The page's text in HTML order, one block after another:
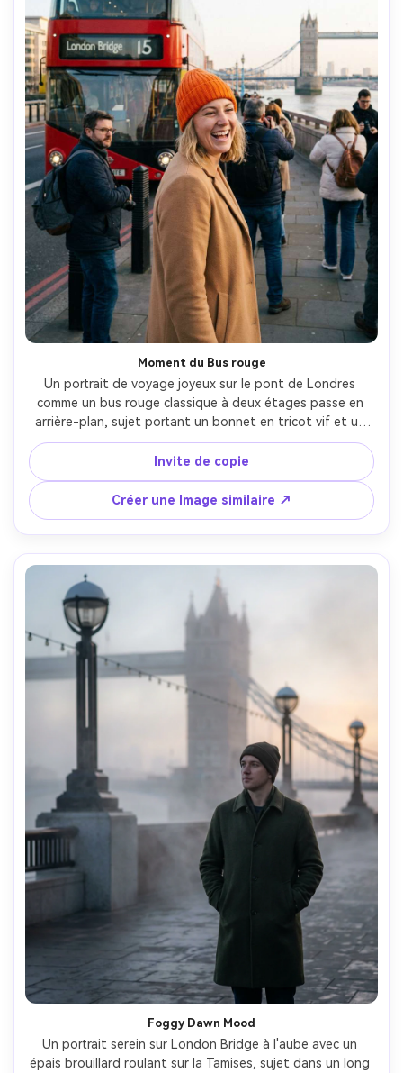
Moment du Bus rouge
Un portrait de voyage joyeux sur le pont de Londres
comme un bus rouge classique à deux étages passe en
arrière-plan, sujet portant un bonnet en tricot vif et un
manteau de chameau, lumière douce du matin, énergie
touristique vivante sans foule, prise sur Fujifilm GFX 100S,
80 mm, détails nets, notation des couleurs vives mais
naturelles, éditorial de voyage photoréaliste-AR 4:5
Invite de copie
Créer une Image similaire ↗
Foggy Dawn Mood
Un portrait serein sur London Bridge à l'aube avec un
épais brouillard roulant sur la Tamises, sujet dans un long